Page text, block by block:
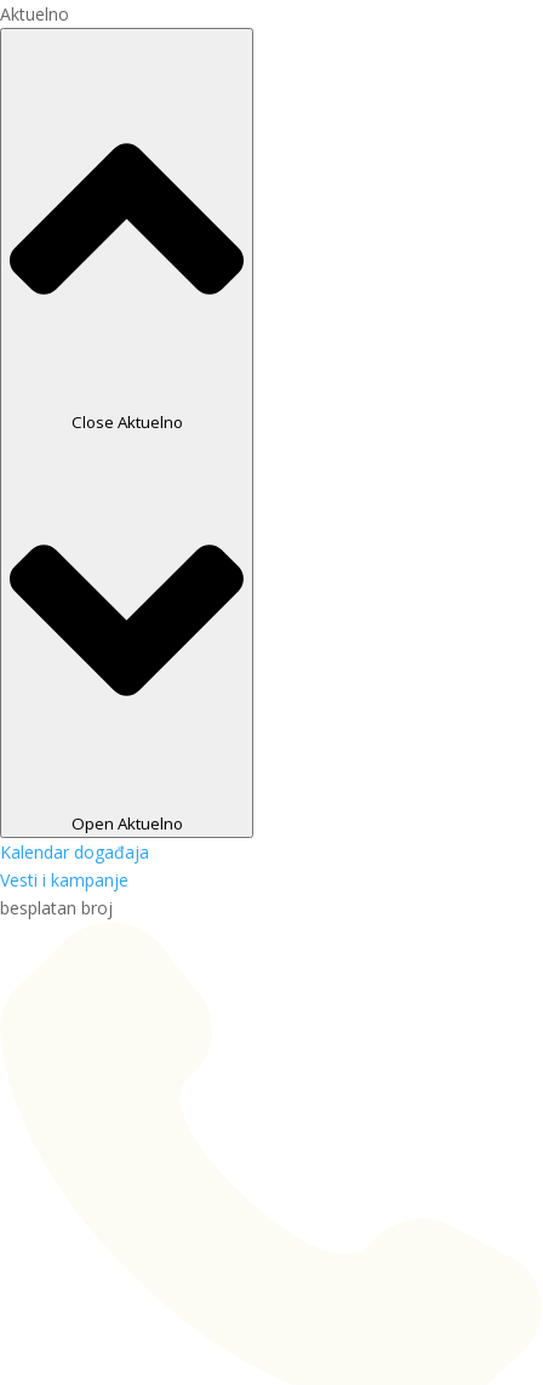
Aktuelno
Close Aktuelno
Open Aktuelno
Kalendar događaja
Vesti i kampanje
besplatan broj